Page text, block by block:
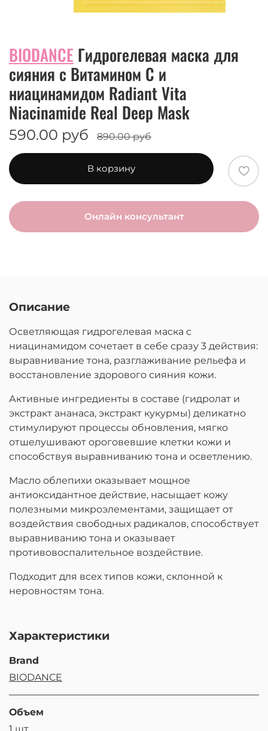
BIODANCE Гидрогелевая маска для
сияния с Витамином C и
ниацинамидом Radiant Vita
Niacinamide Real Deep Mask
590.00 руб 890.00 руб
В корзину
Онлайн консультант
Описание
Осветляющая гидрогелевая маска с
ниацинамидом сочетает в себе сразу 3 действия:
выравнивание тона, разглаживание рельефа и
восстановление здорового сияния кожи.
Активные ингредиенты в составе (гидролат и
экстракт ананаса, экстракт кукурмы) деликатно
стимулируют процессы обновления, мягко
отшелушивают ороговевшие клетки кожи и
способствуя выравниванию тона и осветлению.
Масло облепихи оказывает мощное
антиоксидантное действие, насыщает кожу
полезными микроэлементами, защищает от
воздействия свободных радикалов, способствует
выравниванию тона и оказывает
противовоспалительное воздействие.
Подходит для всех типов кожи, склонной к
неровностям тона.
Характеристики
Brand
BIODANCE
Объем